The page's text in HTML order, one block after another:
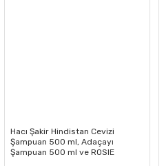
Hacı Şakir Hindistan Cevizi
Şampuan 500 ml, Adaçayı
Şampuan 500 ml ve ROSIE